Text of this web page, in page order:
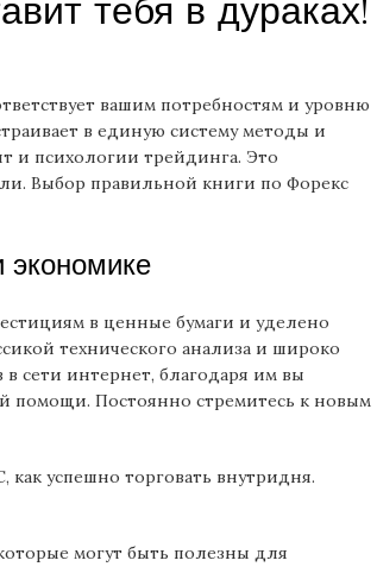
тебя в дураках!
вашим потребностям и уровню
в единую систему методы и
и психологии трейдинга. Это
Выбор правильной книги по Форекс
в ценные бумаги и уделено
технического анализа и широко
сети интернет, благодаря им вы
помощи. Постоянно стремитесь к новым
успешно торговать внутридня.
могут быть полезны для